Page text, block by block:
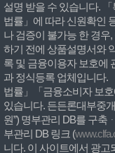
설명 받을 수 있습니다.
법률」에 따라 신원확인
나 검증이 불가능 한 경우
하기 전에 상품설명서와
록 및 금융이용자 보호에
과 정식등록 업체입니다.
법률」「금융소비자 보
있습니다. 든든론대부중
원”) 명부관리 DB를 구
부관리 DB 링크 (
니다. 이 사이트에서 광고